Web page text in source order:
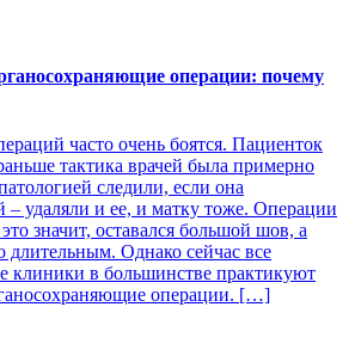
операции: почему
часто очень боятся. Пациенток
тактика врачей была примерно
следили, если она
– удаляли и ее, и матку тоже. Операции
значит, оставался большой шов, а
длительным. Однако сейчас все
клиники в большинстве практикуют
операции. […]